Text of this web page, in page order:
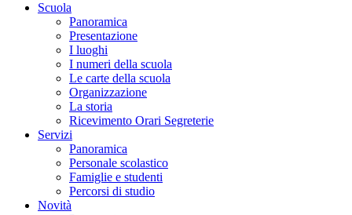
Scuola
Panoramica
Presentazione
I luoghi
I numeri della scuola
Le carte della scuola
Organizzazione
La storia
Ricevimento Orari Segreterie
Servizi
Panoramica
Personale scolastico
Famiglie e studenti
Percorsi di studio
Novità